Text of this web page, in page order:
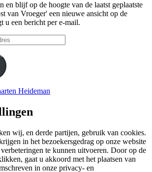
en blijf op de hoogte van de laatst geplaatste
van Vroeger' een nieuwe ansicht op de
u een bericht per e-mail.
Heideman
wij, en derde partijen, gebruik van cookies.
in het bezoekersgedrag op onze website
te kunnen uitvoeren. Door op de
gaat u akkoord met het plaatsen van
in onze privacy- en